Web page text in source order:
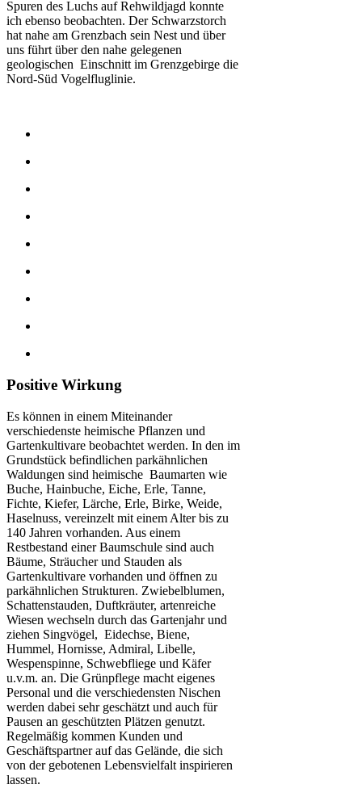
Spuren des Luchs auf Rehwildjagd konnte
ich ebenso beobachten. Der Schwarzstorch
hat nahe am Grenzbach sein Nest und über
uns führt über den nahe gelegenen
geologischen Einschnitt im Grenzgebirge die
Nord-Süd Vogelfluglinie.
Positive Wirkung
Es können in einem Miteinander
verschiedenste heimische Pflanzen und
Gartenkultivare beobachtet werden. In den im
Grundstück befindlichen parkähnlichen
Waldungen sind heimische Baumarten wie
Buche, Hainbuche, Eiche, Erle, Tanne,
Fichte, Kiefer, Lärche, Erle, Birke, Weide,
Haselnuss, vereinzelt mit einem Alter bis zu
140 Jahren vorhanden. Aus einem
Restbestand einer Baumschule sind auch
Bäume, Sträucher und Stauden als
Gartenkultivare vorhanden und öffnen zu
parkähnlichen Strukturen. Zwiebelblumen,
Schattenstauden, Duftkräuter, artenreiche
Wiesen wechseln durch das Gartenjahr und
ziehen Singvögel, Eidechse, Biene,
Hummel, Hornisse, Admiral, Libelle,
Wespenspinne, Schwebfliege und Käfer
u.v.m. an. Die Grünpflege macht eigenes
Personal und die verschiedensten Nischen
werden dabei sehr geschätzt und auch für
Pausen an geschützten Plätzen genutzt.
Regelmäßig kommen Kunden und
Geschäftspartner auf das Gelände, die sich
von der gebotenen Lebensvielfalt inspirieren
lassen.